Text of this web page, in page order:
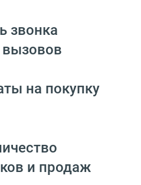
звонка
на покупку
и продаж